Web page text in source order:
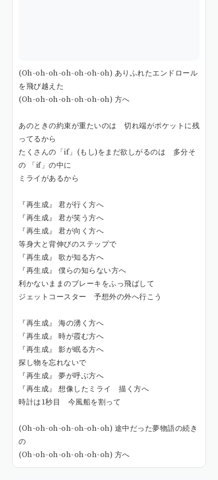
(Oh-oh-oh-oh-oh-oh-oh) ありふれたエンドロール
を飛び越えた
(Oh-oh-oh-oh-oh-oh-oh) 方へ
あのときの約束が重たいのは 切れ端がポケットに残
ってるから
たくさんの「if」(もし)をまだ欲しがるのは 多分そ
の 「if」の中に
ミライがあるから
『再生成』 君が行く方へ
『再生成』 君が笑う方へ
『再生成』 君が向く方へ
等身大と背伸びのステップで
『再生成』 歌が知る方へ
『再生成』 僕らの知らない方へ
利かないままのブレーキをふっ飛ばして
ジェットコースター 予想外の外へ行こう
『再生成』 海の湧く方へ
『再生成』 時が霞む方へ
『再生成』 影が眠る方へ
探し物を忘れないで
『再生成』 夢が呼ぶ方へ
『再生成』 想像したミライ 描く方へ
時計は1秒目 今風船を割って
(Oh-oh-oh-oh-oh-oh-oh) 途中だった夢物語の続き
の
(Oh-oh-oh-oh-oh-oh-oh) 方へ